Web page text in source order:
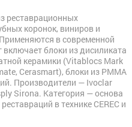
реставрационных
коронок, виниров и
в современной
блоки из дисиликата
керамики (Vitablocs Mark
Cerasmart), блоки из PMMA
Производители — Ivoclar
Sirona. Категория — основа
в технике CEREC и